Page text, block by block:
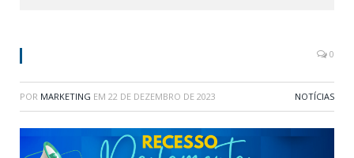
0
POR MARKETING EM 22 DE DEZEMBRO DE 2023 NOTÍCIAS